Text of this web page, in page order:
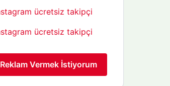
Reklam Vermek İstiyorum